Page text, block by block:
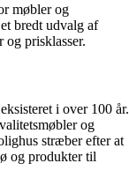
møbler og
bredt udvalg af
prisklasser.
i over 100 år.
og
stræber efter at
og produkter til